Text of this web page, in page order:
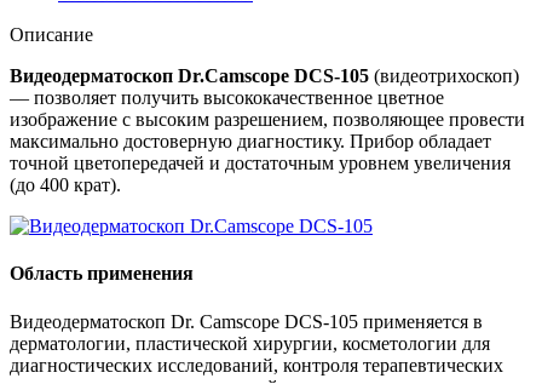
Описание
Видеодерматоскоп Dr.Camscope DCS-105 (видеотрихоскоп)
— позволяет получить высококачественное цветное
изображение с высоким разрешением, позволяющее провести
максимально достоверную диагностику. Прибор обладает
точной цветопередачей и достаточным уровнем увеличения
(до 400 крат).
Область применения
Видеодерматоскоп Dr. Camscope DCS-105 применяется в
дерматологии, пластической хирургии, косметологии для
диагностических исследований, контроля терапевтических